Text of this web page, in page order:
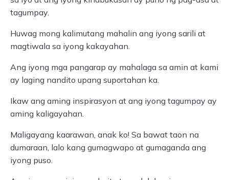
tagumpay.
Huwag mong kalimutang mahalin ang iyong sarili at
magtiwala sa iyong kakayahan.
Ang iyong mga pangarap ay mahalaga sa amin at kami
ay laging nandito upang suportahan ka.
Ikaw ang aming inspirasyon at ang iyong tagumpay ay
aming kaligayahan.
Maligayang kaarawan, anak ko! Sa bawat taon na
dumaraan, lalo kang gumagwapo at gumaganda ang
iyong puso.